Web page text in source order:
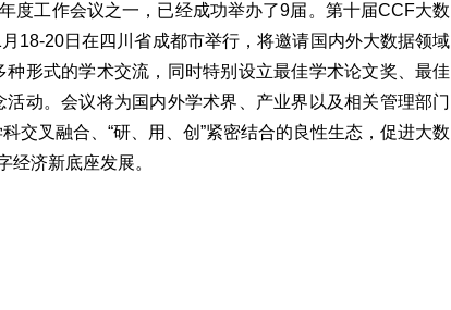
工作会议之一，已经成功举办了9届。第十届CCF大数
18-20日在四川省成都市举行，将邀请国内外大数据领域
形式的学术交流，同时特别设立最佳学术论文奖、最佳
动。会议将为国内外学术界、产业界以及相关管理部门
交叉融合、“研、用、创”紧密结合的良性生态，促进大数
经济新底座发展。